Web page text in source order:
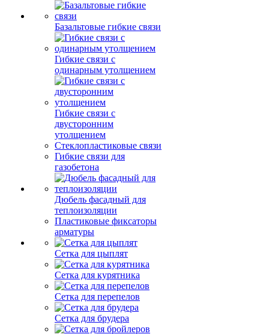
Базальтовые гибкие связи
Гибкие связи с
одинарным утолщением
Гибкие связи с
двусторонним
утолщением
Стеклопластиковые связи
Гибкие связи для
газобетона
Дюбель фасадный для
теплоизоляции
Пластиковые фиксаторы
арматуры
Сетка для цыплят
Сетка для курятника
Сетка для перепелов
Сетка для брудера